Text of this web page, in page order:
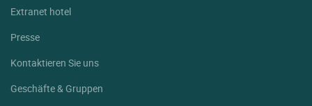
Extranet hotel
Presse
Kontaktieren Sie uns
Geschäfte & Gruppen